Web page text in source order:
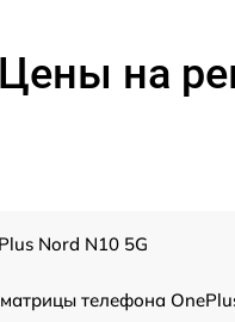
Цены на
Nord N10 5G
телефона